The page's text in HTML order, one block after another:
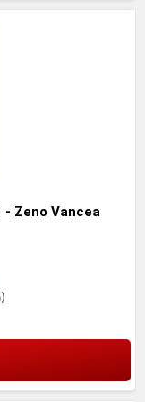
- Zeno Vancea